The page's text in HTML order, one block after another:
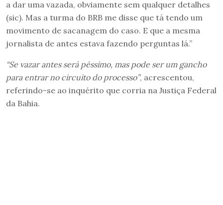
a dar uma vazada, obviamente sem qualquer detalhes
(sic). Mas a turma do BRB me disse que tá tendo um
movimento de sacanagem do caso. E que a mesma
jornalista de antes estava fazendo perguntas lá.”
“Se vazar antes será péssimo, mas pode ser um gancho
para entrar no circuito do processo”, acrescentou,
referindo-se ao inquérito que corria na Justiça Federal
da Bahia.